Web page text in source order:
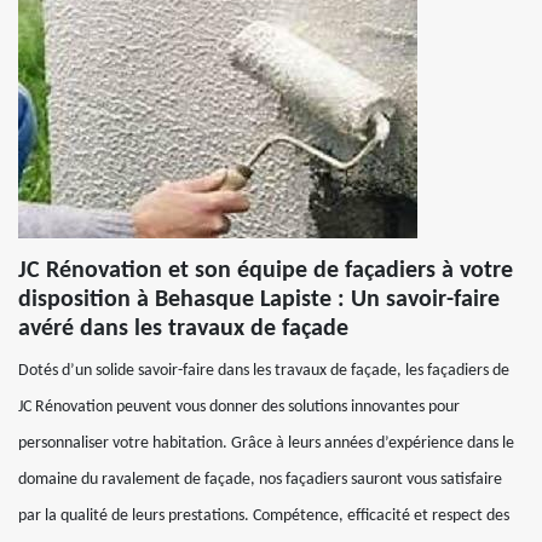
JC Rénovation et son équipe de façadiers à votre
disposition à Behasque Lapiste : Un savoir-faire
avéré dans les travaux de façade
Dotés d’un solide savoir-faire dans les travaux de façade, les façadiers de
JC Rénovation peuvent vous donner des solutions innovantes pour
personnaliser votre habitation. Grâce à leurs années d’expérience dans le
domaine du ravalement de façade, nos façadiers sauront vous satisfaire
par la qualité de leurs prestations. Compétence, efficacité et respect des